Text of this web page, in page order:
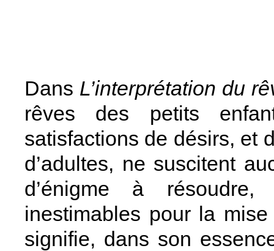
Dans L’interprétation du
rêves des petits
satisfactions de désirs, et
d’adultes, ne suscitent
d’énigme à
inestimables pour la
signifie, dans son